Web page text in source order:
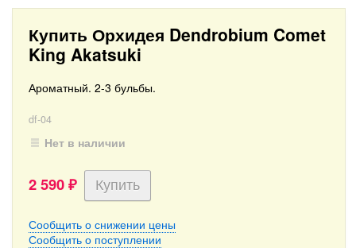
Купить Орхидея Dendrobium Comet
King Akatsuki
Ароматный. 2-3 бульбы.
df-04
Нет в наличии
2 590 ₽
Сообщить о снижении цены
Сообщить о поступлении